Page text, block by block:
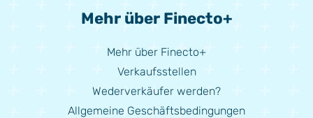
Mehr über Finecto+
Mehr über Finecto+
Verkaufsstellen
Wederverkäufer werden?
Allgemeine Geschäftsbedingungen